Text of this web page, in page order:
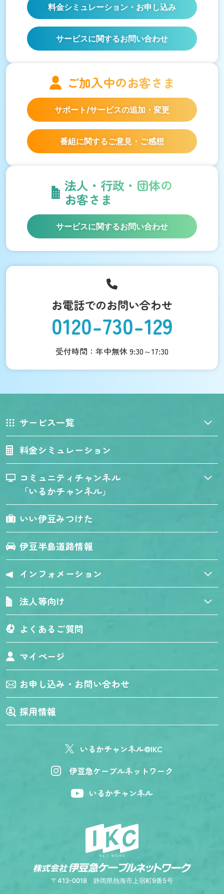
料金シミュレーション ・お申し込み
サービスに関するお問い合わせ
ご加入中のお客さま
サポート/サービスの追加・変更
番組に関するご意見・ご感想
法人・行政・団体の
お客さま
サービスに関するお問い合わせ
お電話でのお問い合わせ
0120-730-129
受付時間：年中無休 9:30～17:30
サービス一覧
料金シミュレーション
コミュニティチャンネル
「いるかチャンネル」
いい伊豆みつけた
伊豆半島道路情報
インフォメーション
法人等向け
よくあるご質問
マイページ
お申し込み・お問い合わせ
採用情報
いるかチャンネル@IKC
伊豆急ケーブルネットワーク
いるかチャンネル
〒413-0018 静岡県熱海市上宿町9番5号